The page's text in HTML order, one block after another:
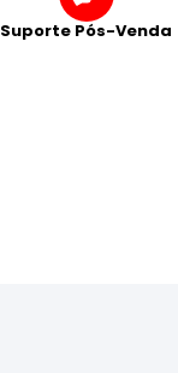
Suporte Pós-Venda